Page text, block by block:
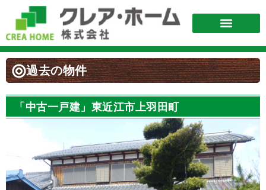
過去の物件
「中古一戸建」東近江市上羽田町